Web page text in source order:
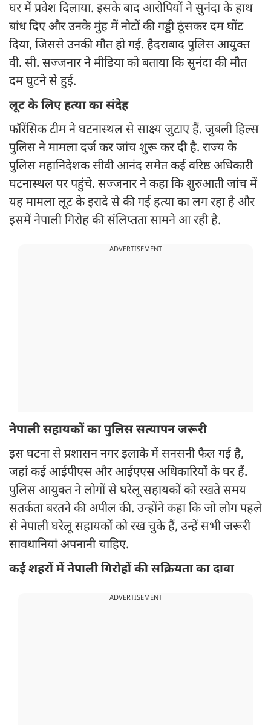
घर में प्रवेश दिलाया. इसके बाद आरोपियों ने सुनंदा के हाथ
बांध दिए और उनके मुंह में नोटों की गड्डी ठूंसकर दम घोंट
दिया, जिससे उनकी मौत हो गई. हैदराबाद पुलिस आयुक्त
वी. सी. सज्जनार ने मीडिया को बताया कि सुनंदा की मौत
दम घुटने से हुई.
लूट के लिए हत्या का संदेह
फॉरेंसिक टीम ने घटनास्थल से साक्ष्य जुटाए हैं. जुबली हिल्स
पुलिस ने मामला दर्ज कर जांच शुरू कर दी है. राज्य के
पुलिस महानिदेशक सीवी आनंद समेत कई वरिष्ठ अधिकारी
घटनास्थल पर पहुंचे. सज्जनार ने कहा कि शुरुआती जांच में
यह मामला लूट के इरादे से की गई हत्या का लग रहा है और
इसमें नेपाली गिरोह की संलिप्तता सामने आ रही है.
ADVERTISEMENT
नेपाली सहायकों का पुलिस सत्यापन जरूरी
इस घटना से प्रशासन नगर इलाके में सनसनी फैल गई है,
जहां कई आईपीएस और आईएएस अधिकारियों के घर हैं.
पुलिस आयुक्त ने लोगों से घरेलू सहायकों को रखते समय
सतर्कता बरतने की अपील की. उन्होंने कहा कि जो लोग पहले
से नेपाली घरेलू सहायकों को रख चुके हैं, उन्हें सभी जरूरी
सावधानियां अपनानी चाहिए.
कई शहरों में नेपाली गिरोहों की सक्रियता का दावा
ADVERTISEMENT